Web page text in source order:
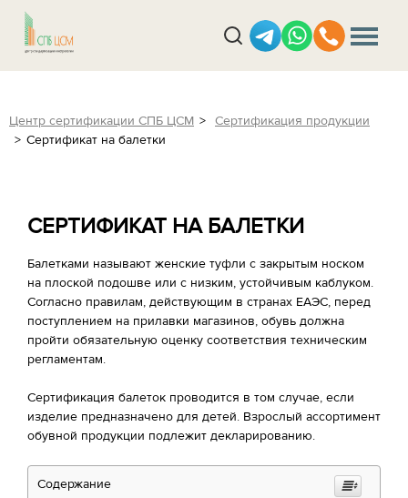
Центр сертификации СПБ ЦСМ
Сертификация продукции
Сертификат на балетки
СЕРТИФИКАТ НА БАЛЕТКИ
Балетками называют женские туфли с закрытым носком
на плоской подошве или с низким, устойчивым каблуком.
Согласно правилам, действующим в странах ЕАЭС, перед
поступлением на прилавки магазинов, обувь должна
пройти обязательную оценку соответствия техническим
регламентам.
Сертификация балеток проводится в том случае, если
изделие предназначено для детей. Взрослый ассортимент
обувной продукции подлежит декларированию.
Содержание